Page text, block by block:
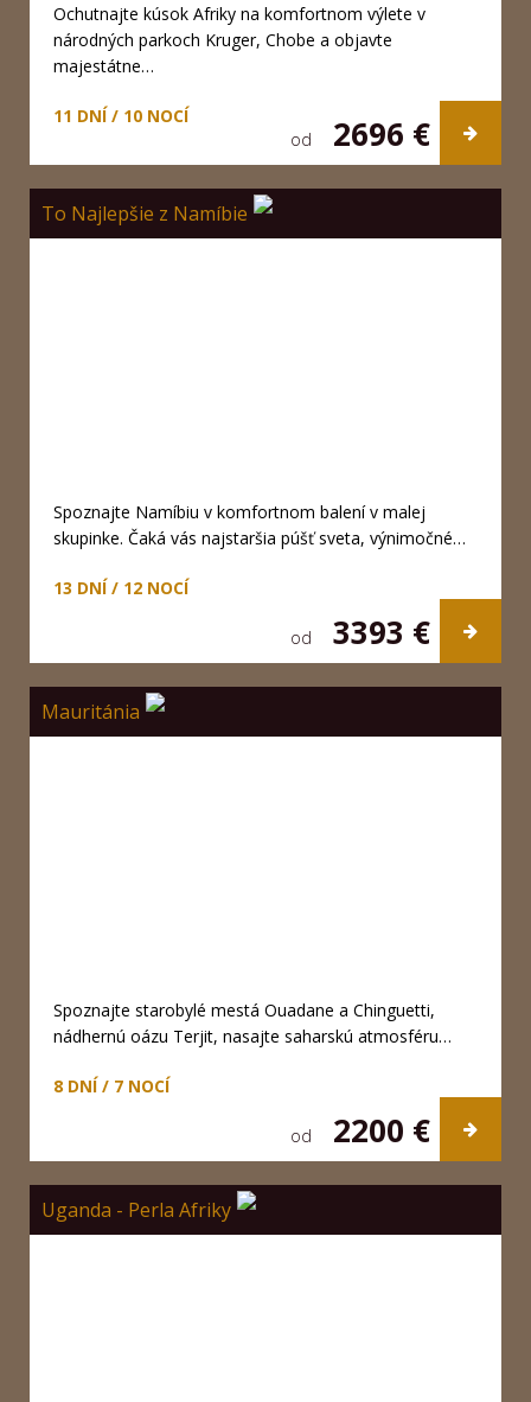
Ochutnajte kúsok Afriky na komfortnom výlete v
národných parkoch Kruger, Chobe a objavte
majestátne…
11 DNÍ / 10 NOCÍ
od
2696 €
To Najlepšie z Namíbie
Spoznajte Namíbiu v komfortnom balení v malej
skupinke. Čaká vás najstaršia púšť sveta, výnimočné…
13 DNÍ / 12 NOCÍ
od 3393 €
Mauritánia
Spoznajte starobylé mestá Ouadane a Chinguetti,
nádhernú oázu Terjit, nasajte saharskú atmosféru…
8 DNÍ / 7 NOCÍ
od 2200 €
Uganda - Perla Afriky